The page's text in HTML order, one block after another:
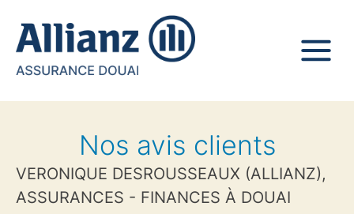
VERONIQUE DESROUSSEAUX (ALLIANZ),
ASSURANCES - FINANCES À DOUAI
Nos avis clients